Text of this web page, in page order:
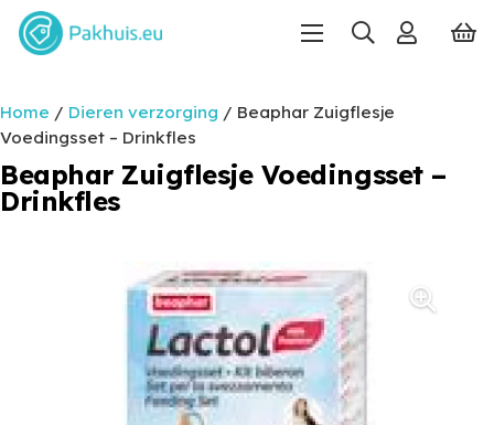
Home / Dieren verzorging / Beaphar Zuigflesje
Voedingsset – Drinkfles
Beaphar Zuigflesje Voedingsset –
Drinkfles